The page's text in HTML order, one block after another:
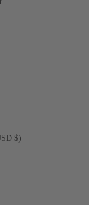
Altre isole americane del Pacifico (USD $)